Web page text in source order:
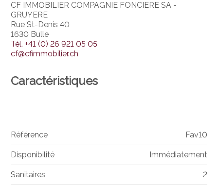
CF IMMOBILIER COMPAGNIE FONCIERE SA -
GRUYERE
Rue St-Denis 40
1630 Bulle
Tél.+41 (0) 26 921 05 05
cf@cfimmobilier.ch
Caractéristiques
Référence Fav10
Disponibilité Immédiatement
Sanitaires 2